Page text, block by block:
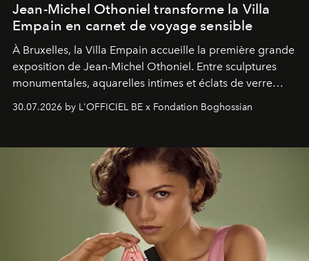
Jean-Michel Othoniel transforme la Villa
Empain en carnet de voyage sensible
À Bruxelles, la Villa Empain accueille la première grande
exposition de Jean-Michel Othoniel. Entre sculptures
monumentales, aquarelles intimes et éclats de verre
soufflé, l’artiste français compose un itinéraire
émotionnel où chaque œuvre devient le souvenir
émerveillement.
30.07.2026 by L'OFFICIEL BE x Fondation Boghossian